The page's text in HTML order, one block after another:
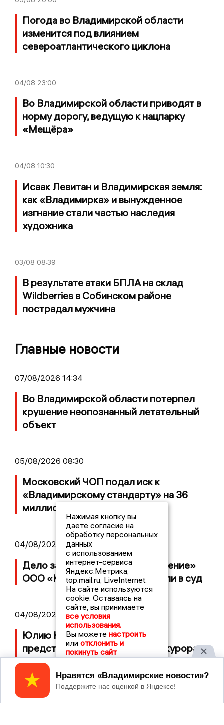
Погода во Владимирской области
изменится под влиянием
североатлантического циклона
04/08 23:00
Во Владимирской области приводят в
норму дорогу, ведущую к нацпарку
«Мещёра»
04/08 10:30
Исаак Левитан и Владимирская земля:
как «Владимирка» и вынужденное
изгнание стали частью наследия
художника
03/08 08:39
В результате атаки БПЛА на склад
Wildberries в Собинском районе
пострадал мужчина
Главные новости
07/08/2026 14:34
Во Владимирской области потерпел
крушение неопознанный летательный
объект
05/08/2026 08:30
Московский ЧОП подал иск к
«Владимирскому стандарту» на 36
миллионов рублей
04/08/2026 15:40
Дело застройщика ЖК «Поколение»
ООО «Капитал Строй» передали в суд
04/08/2026 11:36
Юлию Калистову официально
представили в должности прокурора
Владимирской области
04/08/2026 09:01
Нажимая кнопку вы
даете согласие на
обработку персональных
данных
с использованием
интернет-сервиса
Яндекс.Метрика,
top.mail.ru, LiveInternet.
На сайте используются
cookie. Оставаясь на
сайте, вы принимаете
все условия
использования.
Вы можете настроить
или отклонить и
покинуть сайт
Принять